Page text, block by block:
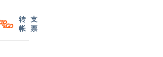
转
帐
支
票